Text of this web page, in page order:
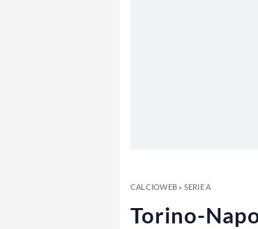
CALCIOWEB» SERIE A
Torino-